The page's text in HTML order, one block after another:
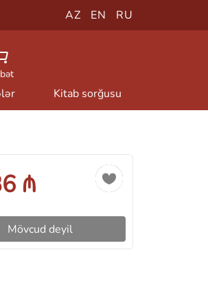
AZ EN RU
Kitab sorğusu
₼
Mövcud deyil